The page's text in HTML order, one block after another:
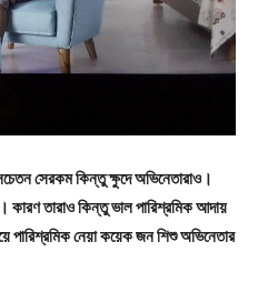
সেরকম কিন্তু ক্ষুদে অভিনেতারাও।
কারণ তারাও কিন্তু ভাল পারিশ্রমিক আদায়
পারিশ্রমিক নেয়া কয়েক জন শিশু অভিনেতার